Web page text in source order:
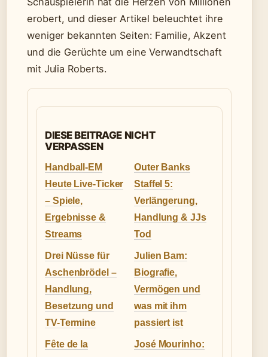
erobert, und dieser Artikel beleuchtet ihre
weniger bekannten Seiten: Familie, Akzent
und die Gerüchte um eine Verwandtschaft
mit Julia Roberts.
DIESE BEITRAGE NICHT
VERPASSEN
Handball-EM
Heute Live-Ticker
– Spiele,
Ergebnisse &
Streams
Outer Banks
Staffel 5:
Verlängerung,
Handlung & JJs
Tod
Drei Nüsse für
Aschenbrödel –
Handlung,
Besetzung und
TV-Termine
Julien Bam:
Biografie,
Vermögen und
was mit ihm
passiert ist
Fête de la
José Mourinho: